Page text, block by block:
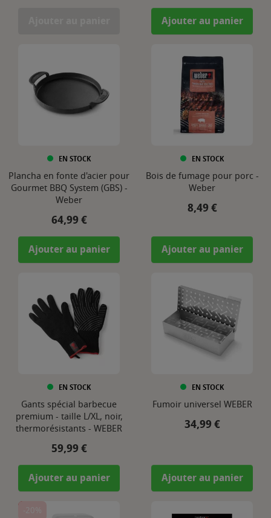
Ajouter au panier
EN STOCK
Plancha en fonte d'acier pour
Gourmet BBQ System (GBS) -
Weber
Prix
64,99 €
Ajouter au panier
EN STOCK
Bois de fumage pour porc -
Weber
Prix
8,49 €
Ajouter au panier
EN STOCK
Gants spécial barbecue
premium - taille L/XL, noir,
thermorésistants - WEBER
Prix
59,99 €
Ajouter au panier
EN STOCK
Fumoir universel WEBER
Prix
34,99 €
Ajouter au panier